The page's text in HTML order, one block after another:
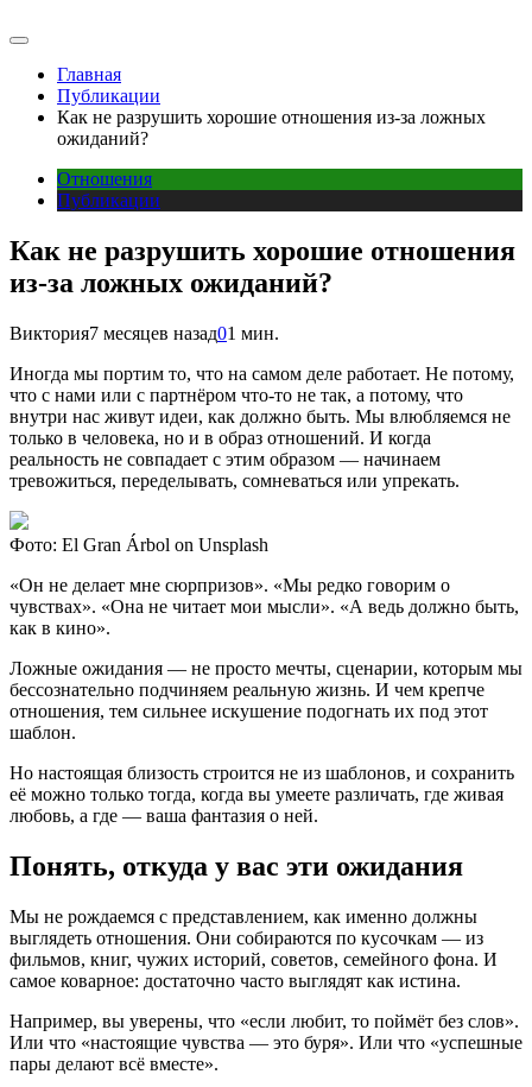
Главная
Публикации
Как не разрушить хорошие отношения из-за ложных
ожиданий?
Отношения
Публикации
Как не разрушить хорошие отношения
из-за ложных ожиданий?
Виктория7 месяцев назад01 мин.
Иногда мы портим то, что на самом деле работает. Не потому,
что с нами или с партнёром что-то не так, а потому, что
внутри нас живут идеи, как должно быть. Мы влюбляемся не
только в человека, но и в образ отношений. И когда
реальность не совпадает с этим образом — начинаем
тревожиться, переделывать, сомневаться или упрекать.
Фото: El Gran Árbol on Unsplash
«Он не делает мне сюрпризов». «Мы редко говорим о
чувствах». «Она не читает мои мысли». «А ведь должно быть,
как в кино».
Ложные ожидания — не просто мечты, сценарии, которым мы
бессознательно подчиняем реальную жизнь. И чем крепче
отношения, тем сильнее искушение подогнать их под этот
шаблон.
Но настоящая близость строится не из шаблонов, и сохранить
её можно только тогда, когда вы умеете различать, где живая
любовь, а где — ваша фантазия о ней.
Понять, откуда у вас эти ожидания
Мы не рождаемся с представлением, как именно должны
выглядеть отношения. Они собираются по кусочкам — из
фильмов, книг, чужих историй, советов, семейного фона. И
самое коварное: достаточно часто выглядят как истина.
Например, вы уверены, что «если любит, то поймёт без слов».
Или что «настоящие чувства — это буря». Или что «успешные
пары делают всё вместе».